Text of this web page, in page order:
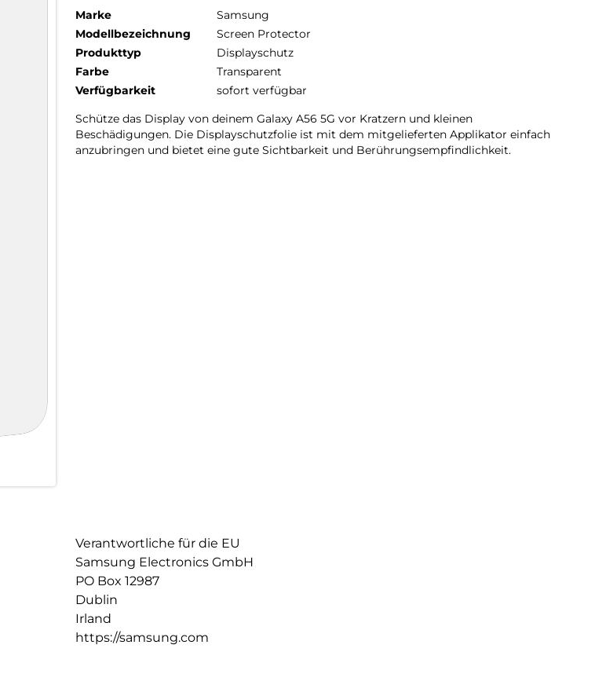
Marke
Samsung
Modellbezeichnung
Screen Protector
Produkttyp
Displayschutz
Farbe
Transparent
Verfügbarkeit
sofort verfügbar
Schütze das Display von deinem Galaxy A56 5G vor Kratzern und kleinen
Beschädigungen. Die Displayschutzfolie ist mit dem mitgelieferten Applikator einfach
anzubringen und bietet eine gute Sichtbarkeit und Berührungsempfindlichkeit.
Verantwortliche für die EU
Samsung Electronics GmbH
PO Box 12987
Dublin
Irland
https://samsung.com